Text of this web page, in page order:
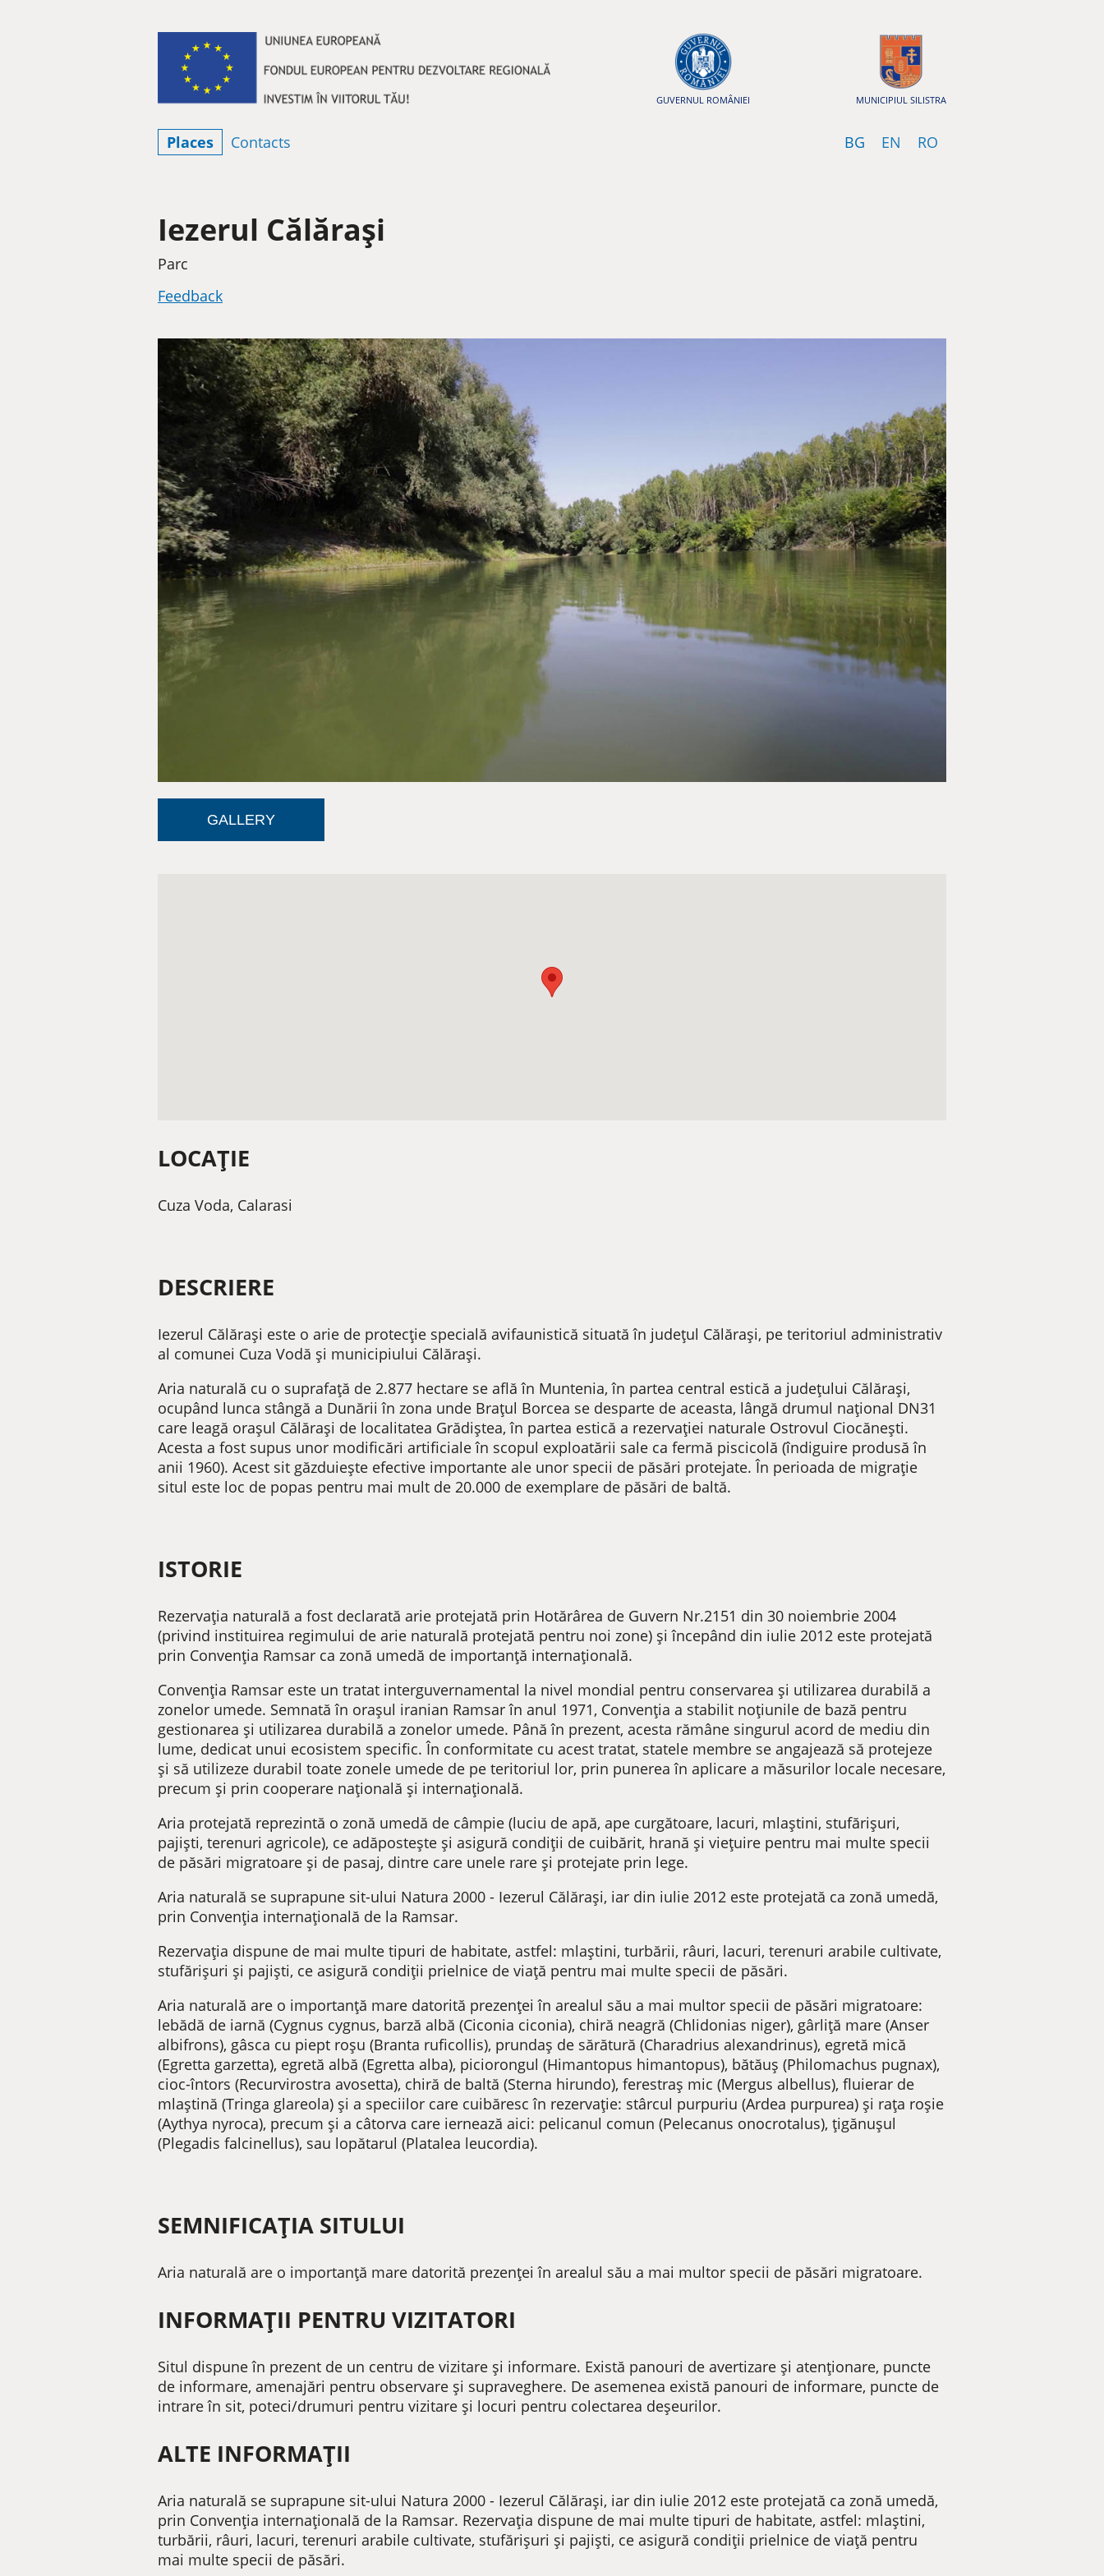
GUVERNUL ROMÂNIEI MUNICIPIUL SILISTRA
BG Bulgarian
EN English
RO
Places Contacts
Iezerul Călăraşi
Category
Parc
Feedback
GALLERY
LOCAȚIE
Cuza Voda, Calarasi
DESCRIERE
Iezerul Călărași este o arie de protecție specială avifaunistică situată în județul Călărași, pe teritoriul administrativ
al comunei Cuza Vodă și municipiului Călărași.
Aria naturală cu o suprafață de 2.877 hectare se află în Muntenia, în partea central estică a județului Călărași,
ocupând lunca stângă a Dunării în zona unde Brațul Borcea se desparte de aceasta, lângă drumul național DN31
care leagă orașul Călărași de localitatea Grădiștea, în partea estică a rezervației naturale Ostrovul Ciocănești.
Acesta a fost supus unor modificări artificiale în scopul exploatării sale ca fermă piscicolă (îndiguire produsă în
anii 1960). Acest sit găzduieşte efective importante ale unor specii de păsări protejate. În perioada de migraţie
situl este loc de popas pentru mai mult de 20.000 de exemplare de păsări de baltă.
ISTORIE
Rezervația naturală a fost declarată arie protejată prin Hotărârea de Guvern Nr.2151 din 30 noiembrie 2004
(privind instituirea regimului de arie naturală protejată pentru noi zone) și începând din iulie 2012 este protejată
prin Convenția Ramsar ca zonă umedă de importanță internațională.
Convenţia Ramsar este un tratat interguvernamental la nivel mondial pentru conservarea şi utilizarea durabilă a
zonelor umede. Semnată în oraşul iranian Ramsar în anul 1971, Convenţia a stabilit noţiunile de bază pentru
gestionarea şi utilizarea durabilă a zonelor umede. Până în prezent, acesta rămâne singurul acord de mediu din
lume, dedicat unui ecosistem specific. În conformitate cu acest tratat, statele membre se angajează să protejeze
şi să utilizeze durabil toate zonele umede de pe teritoriul lor, prin punerea în aplicare a măsurilor locale necesare,
precum şi prin cooperare naţională şi internaţională.
Aria protejată reprezintă o zonă umedă de câmpie (luciu de apă, ape curgătoare, lacuri, mlaștini, stufărișuri,
pajiști, terenuri agricole), ce adăpostește și asigură condiții de cuibărit, hrană și viețuire pentru mai multe specii
de păsări migratoare și de pasaj, dintre care unele rare și protejate prin lege.
Aria naturală se suprapune sit-ului Natura 2000 - Iezerul Călărași, iar din iulie 2012 este protejată ca zonă umedă,
prin Convenția internațională de la Ramsar.
Rezervația dispune de mai multe tipuri de habitate, astfel: mlaștini, turbării, râuri, lacuri, terenuri arabile cultivate,
stufărișuri și pajiști, ce asigură condiții prielnice de viață pentru mai multe specii de păsări.
Aria naturală are o importanță mare datorită prezenței în arealul său a mai multor specii de păsări migratoare:
lebădă de iarnă (Cygnus cygnus, barză albă (Ciconia ciconia), chiră neagră (Chlidonias niger), gârliță mare (Anser
albifrons), gâsca cu piept roșu (Branta ruficollis), prundaș de sărătură (Charadrius alexandrinus), egretă mică
(Egretta garzetta), egretă albă (Egretta alba), piciorongul (Himantopus himantopus), bătăuș (Philomachus pugnax),
cioc-întors (Recurvirostra avosetta), chiră de baltă (Sterna hirundo), ferestraș mic (Mergus albellus), fluierar de
mlaștină (Tringa glareola) și a speciilor care cuibăresc în rezervație: stârcul purpuriu (Ardea purpurea) și rața roșie
(Aythya nyroca), precum și a câtorva care iernează aici: pelicanul comun (Pelecanus onocrotalus), țigănușul
(Plegadis falcinellus), sau lopătarul (Platalea leucordia).
SEMNIFICAȚIA SITULUI
Aria naturală are o importanță mare datorită prezenței în arealul său a mai multor specii de păsări migratoare.
INFORMAȚII PENTRU VIZITATORI
Situl dispune în prezent de un centru de vizitare şi informare. Există panouri de avertizare şi atenţionare, puncte
de informare, amenajări pentru observare şi supraveghere. De asemenea există panouri de informare, puncte de
intrare în sit, poteci/drumuri pentru vizitare şi locuri pentru colectarea deşeurilor.
ALTE INFORMAȚII
Aria naturală se suprapune sit-ului Natura 2000 - Iezerul Călărași, iar din iulie 2012 este protejată ca zonă umedă,
prin Convenția internațională de la Ramsar. Rezervația dispune de mai multe tipuri de habitate, astfel: mlaștini,
turbării, râuri, lacuri, terenuri arabile cultivate, stufărișuri și pajiști, ce asigură condiții prielnice de viață pentru
mai multe specii de păsări.